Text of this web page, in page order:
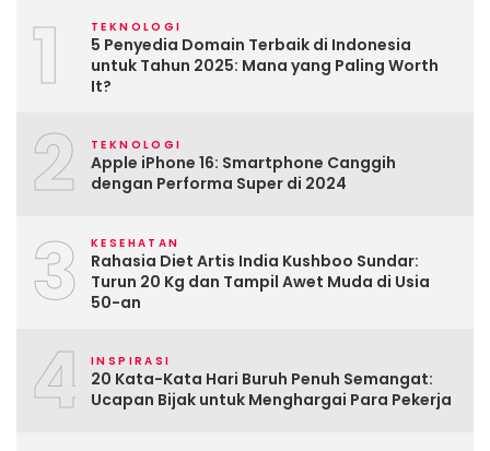
1 TEKNOLOGI
5 Penyedia Domain Terbaik di Indonesia
untuk Tahun 2025: Mana yang Paling Worth
It?
2 TEKNOLOGI
Apple iPhone 16: Smartphone Canggih
dengan Performa Super di 2024
3 KESEHATAN
Rahasia Diet Artis India Kushboo Sundar:
Turun 20 Kg dan Tampil Awet Muda di Usia
50-an
4 INSPIRASI
20 Kata-Kata Hari Buruh Penuh Semangat:
Ucapan Bijak untuk Menghargai Para Pekerja